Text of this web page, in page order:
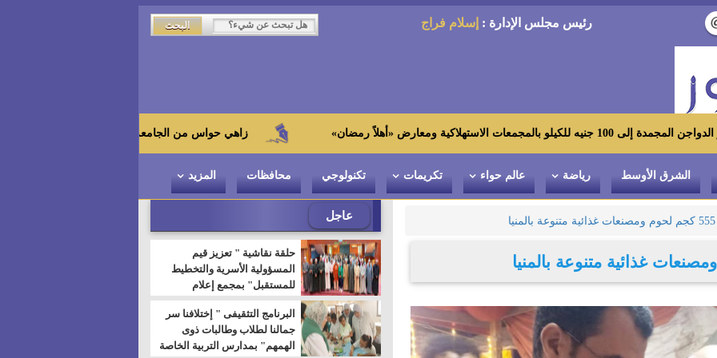
رئيس مجلس الإدارة : إسلام فراج
زاهي حواس من الجامعة اليابانية : "توت عنخ آمون" هو بطل المتحف رمضان»
الشرق الأوسط رياضة عالم حواء تكريمات تكنولوجي محافظات المزيد
عاجل
حلقة نقاشية " تعزيز قيم
المسؤولية الأسرية والتخطيط
للمستقبل" بمجمع إعلام
السويس
البرنامج التثقيفى " إختلافنا سر
جمالنا لطلاب وطالبات ذوى
الهمهم" بمدارس التربية الخاصة